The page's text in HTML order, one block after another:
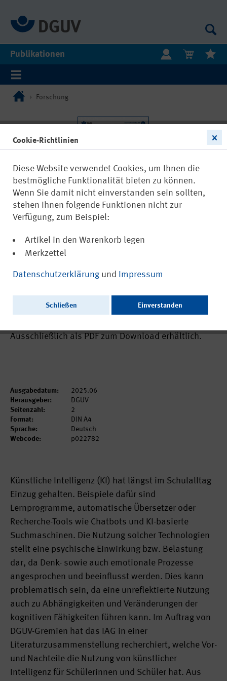
Publikationen
Forschung
von KI auf Schülerinnen und Schüler (Aus
der Arbeit des IAG Nr. 3134)
Ausschließlich als PDF zum Download erhältlich.
Ausgabedatum:
2025.06
Herausgeber:
DGUV
Seitenzahl:
2
Format:
DIN A4
Sprache:
Deutsch
Webcode:
p022782
Künstliche Intelligenz (KI) hat längst im Schulalltag
Einzug gehalten. Beispiele dafür sind
Lernprogramme, automatische Übersetzer oder
Recherche-Tools wie Chatbots und KI-basierte
Suchmaschinen. Die Nutzung solcher Technologien
stellt eine psychische Einwirkung bzw. Belastung
dar, da Denk- sowie auch emotionale Prozesse
angesprochen und beeinflusst werden. Dies kann
problematisch sein, da eine unreflektierte Nutzung
auch zu Abhängigkeiten und Veränderungen der
kognitiven Fähigkeiten führen kann. Im Auftrag von
DGUV-Gremien hat das IAG in einer
Literaturzusammenstellung recherchiert, welche Vor-
und Nachteile die Nutzung von künstlicher
Intelligenz für Schülerinnen und Schüler hat. Aus
Cookie-Richtlinien
Diese Website verwendet Cookies, um Ihnen die
bestmögliche Funktionalität bieten zu können.
Wenn Sie damit nicht einverstanden sein sollten,
stehen Ihnen folgende Funktionen nicht zur
Verfügung, zum Beispiel:
Artikel in den Warenkorb legen
Merkzettel
Datenschutzerklärung und Impressum
Schließen Einverstanden